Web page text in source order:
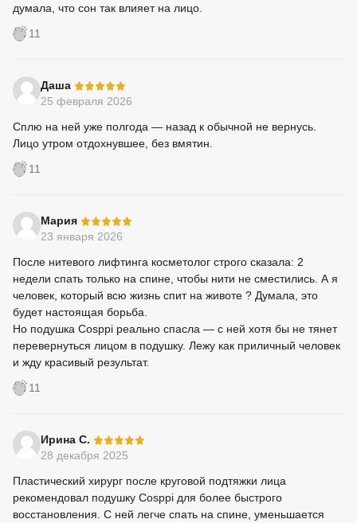
думала, что сон так влияет на лицо.
11
Даша
25 февраля 2026
Сплю на ней уже полгода — назад к обычной не вернусь.
Лицо утром отдохнувшее, без вмятин.
11
Мария
23 января 2026
После нитевого лифтинга косметолог строго сказала: 2
недели спать только на спине, чтобы нити не сместились. А я
человек, который всю жизнь спит на животе ? Думала, это
будет настоящая борьба.
Но подушка Cosppi реально спасла — с ней хотя бы не тянет
перевернуться лицом в подушку. Лежу как приличный человек
и жду красивый результат.
11
Ирина С.
28 декабря 2025
Пластический хирург после круговой подтяжки лица
рекомендовал подушку Cosppi для более быстрого
восстановления. С ней легче спать на спине, уменьшается